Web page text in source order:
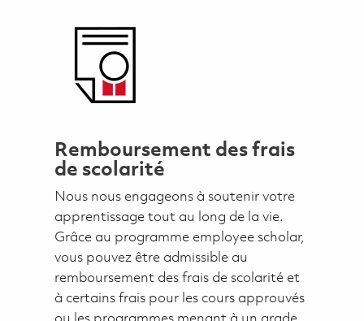
Remboursement des frais
de scolarité
Nous nous engageons à soutenir votre
apprentissage tout au long de la vie.
Grâce au programme employee scholar,
vous pouvez être admissible au
remboursement des frais de scolarité et
à certains frais pour les cours approuvés